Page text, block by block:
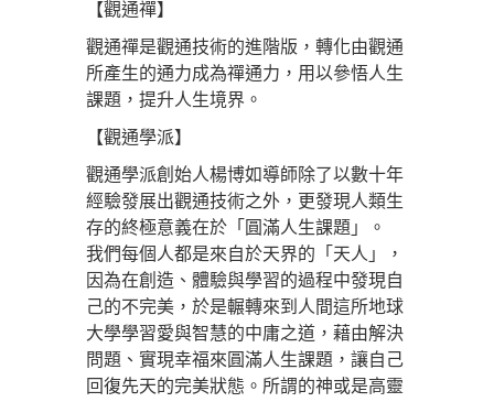
【觀通禪】
觀通禪是觀通技術的進階版，轉化由觀通
所產生的通力成為禪通力，用以參悟人生
課題，提升人生境界。
【觀通學派】
觀通學派創始人楊博如導師除了以數十年
經驗發展出觀通技術之外，更發現人類生
存的終極意義在於「圓滿人生課題」。
我們每個人都是來自於天界的「天人」，
因為在創造、體驗與學習的過程中發現自
己的不完美，於是輾轉來到人間這所地球
大學學習愛與智慧的中庸之道，藉由解決
問題、實現幸福來圓滿人生課題，讓自己
回復先天的完美狀態。所謂的神或是高靈